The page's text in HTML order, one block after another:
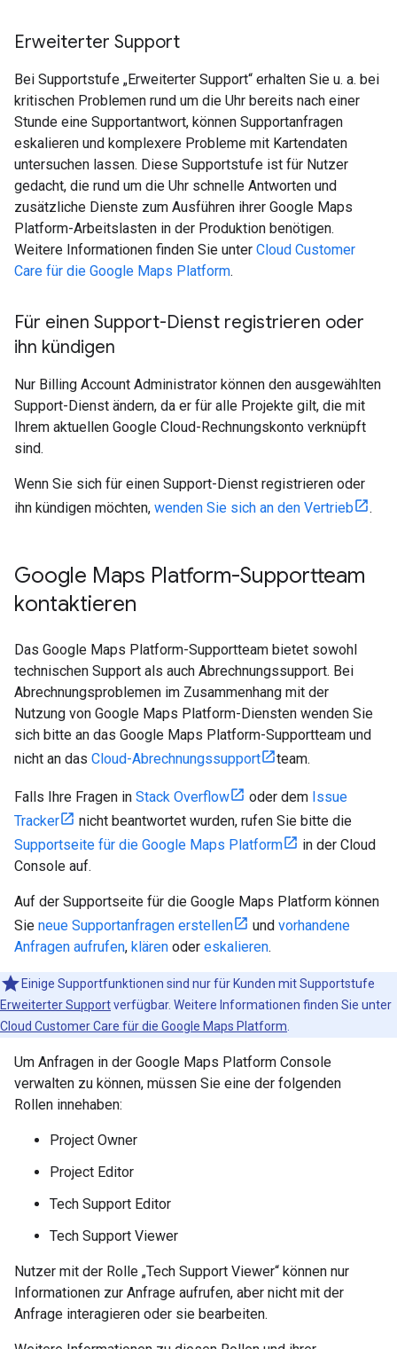
Erweiterter Support
Bei Supportstufe „Erweiterter Support“ erhalten Sie u. a. bei
kritischen Problemen rund um die Uhr bereits nach einer
Stunde eine Supportantwort, können Supportanfragen
eskalieren und komplexere Probleme mit Kartendaten
untersuchen lassen. Diese Supportstufe ist für Nutzer
gedacht, die rund um die Uhr schnelle Antworten und
zusätzliche Dienste zum Ausführen ihrer Google Maps
Platform-Arbeitslasten in der Produktion benötigen.
Weitere Informationen finden Sie unter Cloud Customer
Care für die Google Maps Platform.
Für einen Support-Dienst registrieren oder
ihn kündigen
Nur Billing Account Administrator können den ausgewählten
Support-Dienst ändern, da er für alle Projekte gilt, die mit
Ihrem aktuellen Google Cloud-Rechnungskonto verknüpft
sind.
Wenn Sie sich für einen Support-Dienst registrieren oder
ihn kündigen möchten, wenden Sie sich an den Vertrieb .
Google Maps Platform-Supportteam
kontaktieren
Das Google Maps Platform-Supportteam bietet sowohl
technischen Support als auch Abrechnungssupport. Bei
Abrechnungsproblemen im Zusammenhang mit der
Nutzung von Google Maps Platform-Diensten wenden Sie
sich bitte an das Google Maps Platform-Supportteam und
nicht an das Cloud-Abrechnungssupport team.
Falls Ihre Fragen in Stack Overflow oder dem Issue
Tracker
nicht beantwortet wurden, rufen Sie bitte die
Supportseite für die Google Maps Platform
in der Cloud
Console auf.
Auf der Supportseite für die Google Maps Platform können
Sie neue Supportanfragen erstellen und vorhandene
Anfragen aufrufen, klären oder eskalieren.
Einige Supportfunktionen sind nur für Kunden mit Supportstufe
Erweiterter Supportverfügbar. Weitere Informationen finden Sie unter
Cloud Customer Care für die Google Maps Platform
Um Anfragen in der Google Maps Platform Console
verwalten zu können, müssen Sie eine der folgenden
Rollen innehaben:
Project Owner
Project Editor
Tech Support Editor
Tech Support Viewer
Nutzer mit der Rolle „Tech Support Viewer“ können nur
Informationen zur Anfrage aufrufen, aber nicht mit der
Anfrage interagieren oder sie bearbeiten.